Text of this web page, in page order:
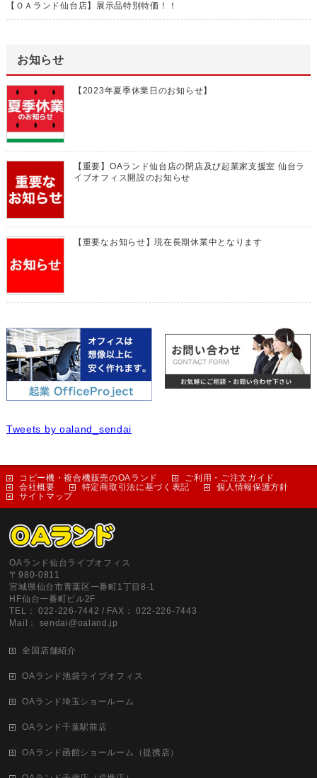
【ＯＡランド仙台店】展示品特別特価！！
お知らせ
【2023年夏季休業日のお知らせ】
【重要】OAランド仙台店の閉店及び起業家支援室 仙台ラ
イブオフィス開設のお知らせ
【重要なお知らせ】現在長期休業中となります
Tweets by oaland_sendai
コピー機・複合機販売のOAランド
ご利用・ご注文ガイド
会社概要
特定商取引法に基づく表記
個人情報保護方針
サイトマップ
OAランド仙台ライブオフィス
〒980-0811
宮城県仙台市青葉区一番町1丁目8-1
HF仙台一番町ビル2F
TEL： 022-226-7442 / FAX： 022-226-7443
Mail： sendai@oaland.jp
全国店舗紹介
OAランド池袋ライブオフィス
OAランド埼玉ショールーム
OAランド千葉駅前店
OAランド函館ショールーム（提携店）